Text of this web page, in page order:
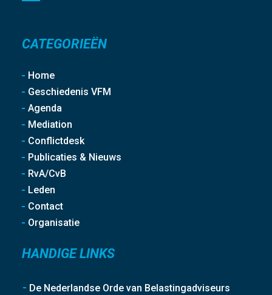
CATEGORIEËN
Home
Geschiedenis VFM
Agenda
Mediation
Conflictdesk
Publicaties & Nieuws
RvA/CvB
Leden
Contact
Organisatie
HANDIGE LINKS
De Nederlandse Orde van Belastingadviseurs